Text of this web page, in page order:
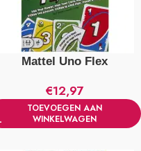
Mattel Uno Flex
€12,97
TOEVOEGEN AAN
WINKELWAGEN